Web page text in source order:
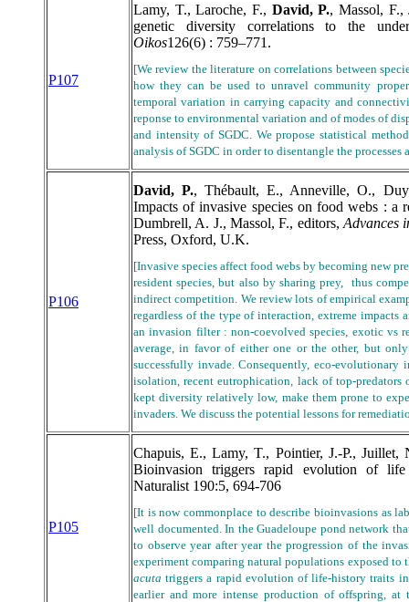
P107
Lamy, T., Laroche, F., David, P., Massol, F.,
genetic diversity correlations to the
Oikos126(6) : 759–771.
[We review the literature on correlations between
how they can be used to unravel community
temporal variation in carrying capacity and
reponse to environmental variation and of modes of
and intensity of SGDC. We propose statistical
analysis of SGDC in order to disentangle the processes
P106
David, P., Thébault, E., Anneville, O.,
Impacts of invasive species on food webs :
Dumbrell, A. J., Massol, F., editors, Advances
Press, Oxford, U.K.
[Invasive species affect food webs by becoming new
resident species, but also by sharing prey, thus
indirect competition. We review lots of empirical
regardless of the type of interaction, extreme
an invasion filter : non-coevolved species, exotic vs
average, in favor of either one or the other, but
successfully invade. Consequently, eco-evolutionary
isolation, recent eutrophication, lack of top-
kept diversity relatively low, make them prone to
invaders. We discuss the potential lessons for
P105
Chapuis, E., Lamy, T., Pointier, J.-P., Juillet,
Bioinvasion triggers rapid evolution of
Naturalist 190:5, 694-706
[It is now commonplace to describe bioinvasions as
well documented. In the Guadeloupe pond network
to observe year after year the progression of the
experiment comparing natural populations exposed
acuta triggers a rapid evolution of life-history traits
earlier and more intense production of offspring,